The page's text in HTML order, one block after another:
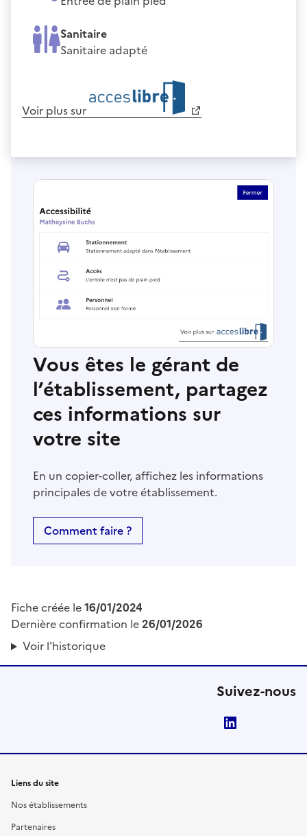
Sanitaire
Sanitaire adapté
Voir plus sur
Vous êtes le gérant de
l’établissement, partagez
ces informations sur
votre site
En un copier-coller, affichez les informations
principales de votre établissement.
Comment faire ?
Fiche créée le16/01/2024
Dernière confirmation le26/01/2026
Voir l'historique
Suivez-nous
Liens du site
Nos établissements
Partenaires